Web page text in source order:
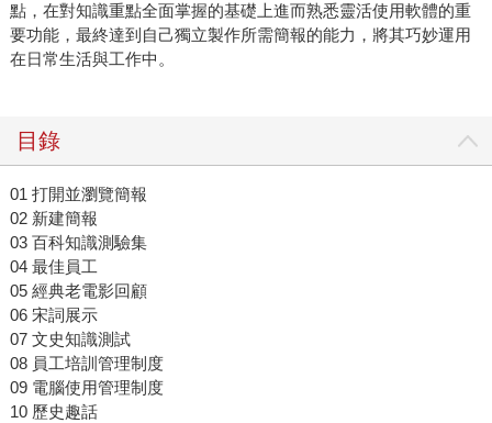
點，在對知識重點全面掌握的基礎上進而熟悉靈活使用軟體的重
要功能，最終達到自己獨立製作所需簡報的能力，將其巧妙運用
在日常生活與工作中。
目錄
01 打開並瀏覽簡報
02 新建簡報
03 百科知識測驗集
04 最佳員工
05 經典老電影回顧
06 宋詞展示
07 文史知識測試
08 員工培訓管理制度
09 電腦使用管理制度
10 歷史趣話